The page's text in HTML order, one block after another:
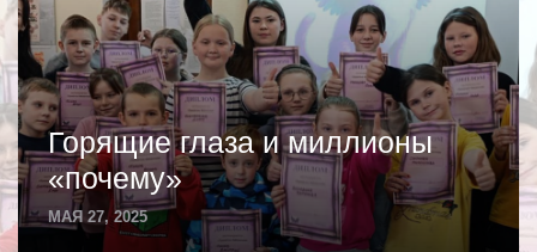
Горящие глаза и миллионы
«почему»
МАЯ 27, 2025